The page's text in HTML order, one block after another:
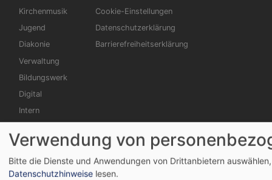
Kirchenmusik
Jugend
Diakonie
Verwaltung
Bildungswerk
Digital
Intern
Cookie-Einstellungen
Datenschutzerklärung
Barrierefreiheitserklärung
Verwendung von
Bitte die Dienste und Anwendungen von Drittanbietern
Datenschutzhinweise lesen.